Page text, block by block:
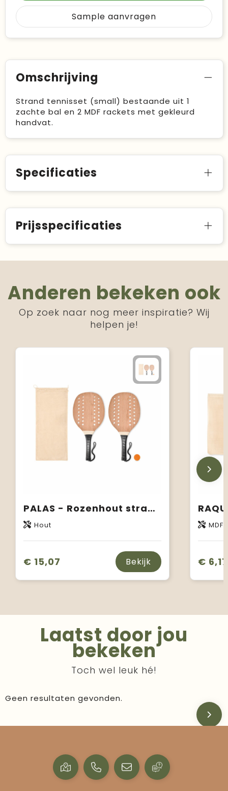
Sample aanvragen
Omschrijving
Strand tennisset (small) bestaande uit 1
zachte bal en 2 MDF rackets met gekleurd
handvat.
Specificaties
Prijsspecificaties
Anderen bekeken ook
Op zoek naar nog meer inspiratie? Wij
helpen je!
PALAS - Rozenhout strand tennis set
Hout
€ 15,07 Bekijk
MDF
€ 6,17
Laatst door jou
bekeken
Toch wel leuk hé!
Geen resultaten gevonden.